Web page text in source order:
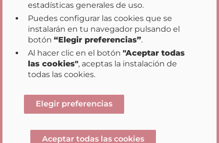
Inicio | Transparencia | Participación
Datos Abiertos | Acción de Gobierno
Buenas Prácticas
Mapa web | Aviso legal
Opciones de privacidad
estadísticas generales de uso.
Puedes configurar las cookies que se
instalarán en tu navegador pulsando el
botón “Elegir preferencias”.
Al hacer clic en el botón "Aceptar todas
las cookies", aceptas la instalación de
todas las cookies.
Elegir preferencias
Aceptar todas las cookies